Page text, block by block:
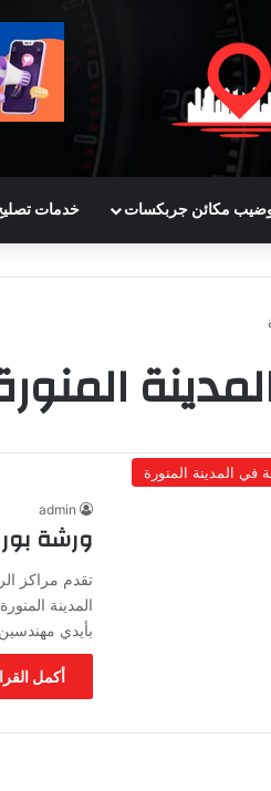
مكائن جربكسات خدمات
المدينة المنورة
admin
ورشة
تقدم مراكز
المدينة
بأيدي
أكمل